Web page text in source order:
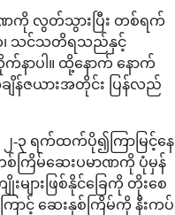
လွတ်သွားပြီး တစ်ရက်
သင်သတိရသည်နှင့်
နာပါ။ ထို့နောက် နောက်
ဇယားအတိုင်း ပြန်လည်
၃ ရက်ထက်ပို၍ကြာမြင့်နေ
စ်ကြိမ်ဆေးပမာဏကို ပုံမှန်
ျားဖြစ်နိုင်ခြေကို တိုးစေ
ြောင့် ဆေးနှစ်ကြိမ်ကို နီးကပ်